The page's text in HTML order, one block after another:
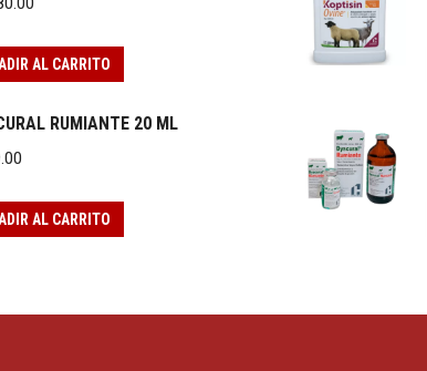
AL CARRITO
RUMIANTE 20 ML
AL CARRITO